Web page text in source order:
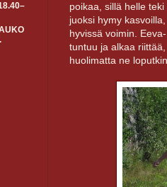
poikaa, sillä helle
juoksi hymy
hyvissä voimin.
tuntuu ja alkaa
huolimatta ne